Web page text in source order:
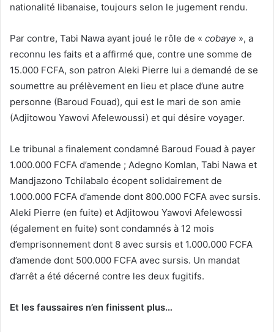
nationalité libanaise, toujours selon le jugement rendu.
Par contre, Tabi Nawa ayant joué le rôle de « cobaye », a
reconnu les faits et a affirmé que, contre une somme de
15.000 FCFA, son patron Aleki Pierre lui a demandé de se
soumettre au prélèvement en lieu et place d’une autre
personne (Baroud Fouad), qui est le mari de son amie
(Adjitowou Yawovi Afelewoussi) et qui désire voyager.
Le tribunal a finalement condamné Baroud Fouad à payer
1.000.000 FCFA d’amende ; Adegno Komlan, Tabi Nawa et
Mandjazono Tchilabalo écopent solidairement de
1.000.000 FCFA d’amende dont 800.000 FCFA avec sursis.
Aleki Pierre (en fuite) et Adjitowou Yawovi Afelewossi
(également en fuite) sont condamnés à 12 mois
d’emprisonnement dont 8 avec sursis et 1.000.000 FCFA
d’amende dont 500.000 FCFA avec sursis. Un mandat
d’arrêt a été décerné contre les deux fugitifs.
Et les faussaires n’en finissent plus…